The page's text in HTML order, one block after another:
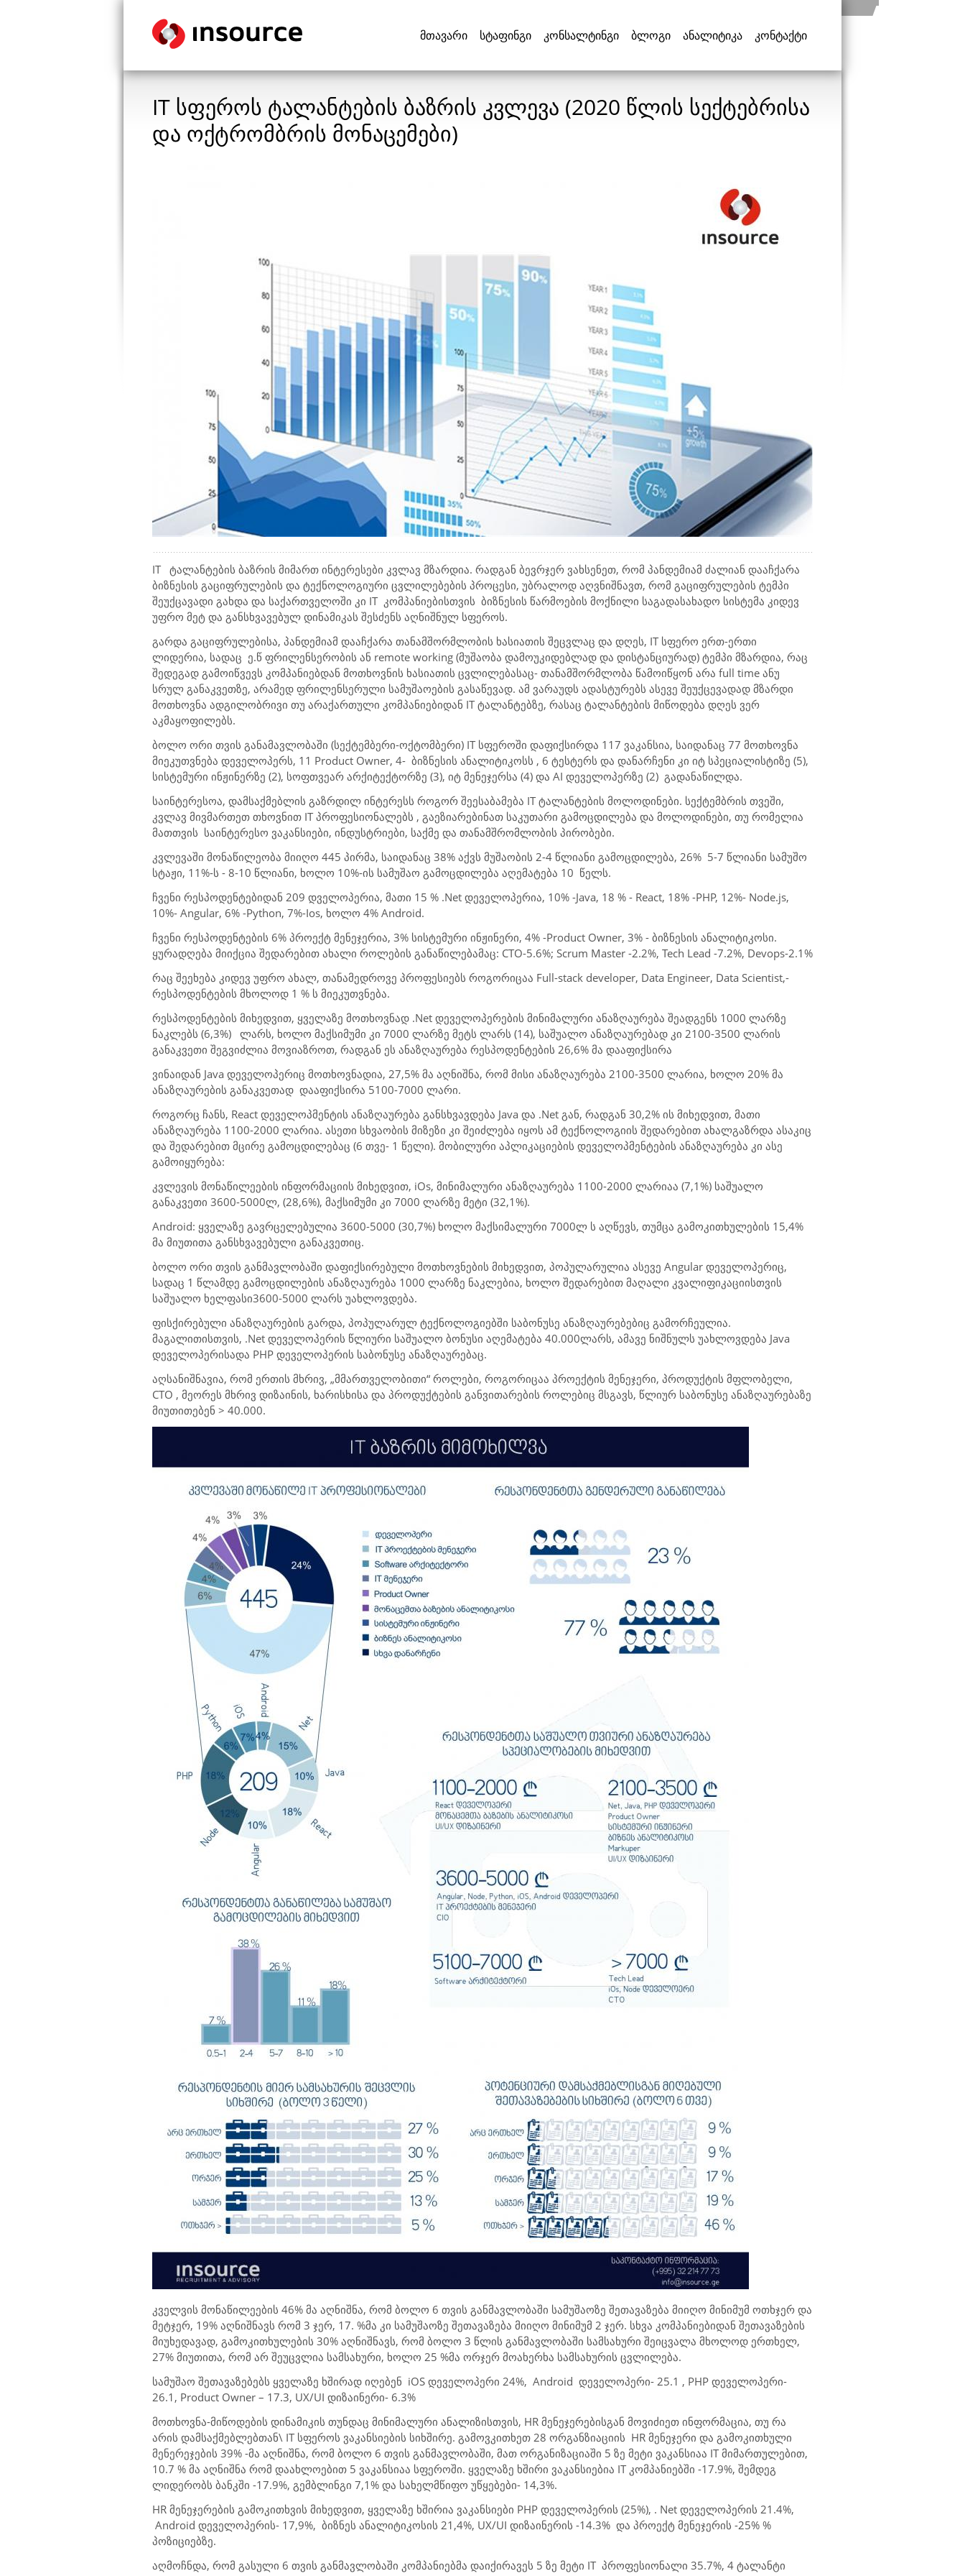
მთავარი სტაფინგი კონსალტინგი ბლოგი ანალიტიკა კონტაქტი
IT სფეროს ტალანტების ბაზრის კვლევა (2020 წლის სექტებრისა
და ოქტრომბრის მონაცემები)
IT ტალანტების ბაზრის მიმართ ინტერესები კვლავ მზარდია. რადგან ბევრჯერ ვახსენეთ, რომ პანდემიამ ძალიან დააჩქარა
ბიზნესის გაციფრულების და ტექნოლოგიური ცვლილებების პროცესი, უბრალოდ აღვნიშნავთ, რომ გაციფრულების ტემპი
შეუქცავადი გახდა და საქართველოში კი IT კომპანიებისთვის ბიზნესის წარმოების მოქნილი საგადასახადო სისტემა კიდევ
უფრო მეტ და განსხვავებულ დინამიკას შესძენს აღნიშნულ სფეროს.
გარდა გაციფრულებისა, პანდემიამ დააჩქარა თანამშორმლობის ხასიათის შეცვლაც და დღეს, IT სფერო ერთ-ერთი
ლიდერია, სადაც ე.წ ფრილენსერობის ან remote working (მუშაობა დამოუკიდებლად და დისტანციურად) ტემპი მზარდია, რაც
შედეგად გამოიწვევს კომპანიებდან მოთხოვნის ხასიათის ცვლილებასაც- თანამშორმლობა წამოიწყონ არა full time ანუ
სრულ განაკვეთზე, არამედ ფრილენსერული სამუშაოების გასაწევად. ამ ვარაუდს ადასტურებს ასევე შეუქცევადად მზარდი
მოთხოვნა ადგილობრივი თუ არაქართული კომპანიებიდან ITტალანტებზე, რასაც ტალანტების მიწოდება დღეს ვერ
აკმაყოფილებს.
ბოლო ორი თვის განამავლობაში (სექტემბერი-ოქტომბერი) IT სფეროში დაფიქსირდა 1 17 ვაკანსია, საიდანაც 77 მოთხოვნა
მიეკუთვნება დეველოპერს, 11 Product Owner, 4- ბიზნესის ანალიტიკოსს , 6 ტესტერს და დანარჩენი კი იტ სპეციალისტიზე (5),
სისტემური ინჟინერზე (2), სოფთვეარ არქიტექტორზე (3), იტ მენეჯერსა (4) და AI დეველოპერზე (2) გადანაწილდა.
საინტერესოა, დამსაქმებლის გაზრდილ ინტერესს როგორ შეესაბამება ITტალანტების მოლოდინები. სექტემბრის თვეში,
კვლავ მივმართეთ თხოვნით ITპროფესიონალებს , გაეზიარებინათ საკუთარი გამოცდილება და მოლოდინები, თუ რომელია
მათთვის საინტერესო ვაკანსიები, ინდუსტრიები, საქმე და თანამშრომლობის პირობები.
კვლევაში მონაწილეობა მიიღო 445 პირმა, საიდანაც 38% აქვს მუშაობის 2-4 წლიანი გამოცდილება, 26% 5-7 წლიანი სამუშო
სტაჟი, 11%-ს - 8-10 წლიანი, ხოლო 10%-ის სამუშაო გამოცდილება აღემატება 10 წელს.
ჩვენი რესპოდენტებიდან 209 დველოპერია, მათი 15 % .Net დეველოპერია, 10% -Java, 18 % - React, 18% -PHP, 12%- Node.js,
10%- Angular, 6% -Python, 7%-Ios, ხოლო 4% Android.
ჩვენი რესპოდენტების 6% პროექტ მენეჯერია, 3% სისტემური ინჟინერი, 4% -Product Owner, 3% - ბიზნესის ანალიტიკოსი.
ყურადღება მიიქცია შედარებით ახალი როლების განაწილებამაც: CTO-5.6%; Scrum Master -2.2%, Tech Lead -7.2%, Devops-2.1%
რაც შეეხება კიდევ უფრო ახალ, თანამედროვე პროფესიებს როგორიცაა Full-stack developer, Data Engineer, Data Scientist,-
რესპოდენტების მხოლოდ 1 % ს მიეკუთვნება.
რესპოდენტების მიხედვით, ყველაზე მოთხოვნად .Net დეველოპერების მინიმალური ანაზღაურება შეადგენს 1000 ლარზე
ნაკლებს (6,3%) ლარს, ხოლო მაქსიმუმი კი 7000 ლარზე მეტს ლარს (14), საშუალო ანაზღაურებად კი 2100-3500 ლარის
განაკვეთი შეგვიძლია მოვიაზროთ, რადგან ეს ანაზღაურება რესპოდენტების 26,6% მა დააფიქსირა
ვინაიდან Java დეველოპერიც მოთხოვნადია, 27,5% მა აღნიშნა, რომ მისი ანაზღაურება 2100-3500 ლარია, ხოლო 20% მა
ანაზღაურების განაკვეთად დააფიქსირა 5100-7000 ლარი.
როგორც ჩანს, React დეველოპმენტის ანაზღაურება განსხვავდება Java და .Net გან, რადგან 30,2% ის მიხედვით, მათი
ანაზღაურება 1100-2000 ლარია. ასეთი სხვაობის მიზეზი კი შეიძლება იყოს ამ ტექნოლოგიის შედარებით ახალგაზრდა ასაკიც
და შედარებით მცირე გამოცდილებაც (6 თვე- 1 წელი). მობილური აპლიკაციების დეველოპმენტების ანაზღაურება კი ასე
გამოიყურება:
კვლევის მონაწილეების ინფორმაციის მიხედვით, iOs, მინიმალური ანაზღაურება 1100-2000 ლარიაა (7,1%) საშუალო
განაკვეთი 3600-5000ლ, (28,6%), მაქსიმუმი კი 7000 ლარზე მეტი (32,1%).
Android: ყველაზე გავრცელებულია 3600-5000 (30,7%) ხოლო მაქსიმალური 7000ლ ს აღწევს, თუმცა გამოკითხულების 15,4%
მა მიუთითა განსხვავებული განაკვეთიც.
ბოლო ორი თვის განმავლობაში დაფიქსირებული მოთხოვნების მიხედვით, პოპულარულია ასევე Angular დეველოპერიც,
სადაც 1 წლამდე გამოცდილების ანაზღაურება 1000 ლარზე ნაკლებია, ხოლო შედარებით მაღალი კვალიფიკაციისთვის
საშუალო ხელფასი3600-5000 ლარს უახლოვდება.
ფისქირებული ანაზღაურების გარდა, პოპულარულ ტექნოლოგიებში საბონუსე ანაზღაურებებიც გამორჩეულია.
მაგალითისთვის, .Net დეველოპერის წლიური საშუალო ბონუსი აღემატება 40.000ლარს, ამავე ნიშნულს უახლოვდება Java
დეველოპერისადა PHP დეველოპერის საბონუსე ანაზღაურებაც.
აღსანიშნავია, რომ ერთის მხრივ, „მმართველობითი“ როლები, როგორიცაა პროექტის მენეჯერი, პროდუქტის მფლობელი,
CTO , მეორეს მხრივ დიზაინის, ხარისხისა და პროდუქტების განვითარების როლებიც მსგავს, წლიურ საბონუსე ანაზღაურებაზე
მიუთითებენ > 40.000.
კველვის მონაწილეების 46% მა აღნიშნა, რომ ბოლო 6 თვის განმავლობაში სამუშაოზე შეთავაზება მიიღო მინიმუმ ოთხჯერ და
მეტჯერ, 19% აღნიშნავს რომ 3 ჯერ, 17. %მა კი სამუშაოზე შეთავაზება მიიღო მინიმუმ 2 ჯერ. სხვა კომპანიებიდან შეთავაზების
მიუხედავად, გამოკითხულების 30% აღნიშნავს, რომ ბოლო 3 წლის განმავლობაში სამსახური შეიცვალა მხოლოდ ერთხელ,
27% მიუთითა, რომ არ შეუცვლია სამსახური, ხოლო 25 %მა ორჯერ მოახერხა სამსახურის ცვლილება.
სამუშაო შეთავაზებებს ყველაზე ხშირად იღებენ iOS დეველოპერი 24%, Android დეველოპერი- 25.1 , PHP დეველოპერი-
26.1, Product Owner – 17.3, UX/UI დიზაინერი- 6.3%
მოთხოვნა-მიწოდების დინამიკის თუნდაც მინიმალური ანალიზისთვის, HR მენეჯერებისგან მოვიძიეთ ინფორმაცია, თუ რა
არის დამსაქმებლებთან\ IT სფეროს ვაკანსიების სიხშირე. გამოვკითხეთ 28 ორგანზიაციის HR მენეჯერი და გამოკითხული
მენერეჯების 39% -მა აღნიშნა, რომ ბოლო 6 თვის განმავლობაში, მათ ორგანიზაციაში 5 ზე მეტი ვაკანსიაა ITმიმართულებით,
10.7 % მა აღნიშნა რომ დაახლოებით 5 ვაკანსიაა სფეროში. ყველაზე ხშირი ვაკანსიებია IT კომპანიებში -17.9%, შემდეგ
ლიდერობს ბანკში -17.9%, გემბლინგი 7,1% და სახელმწიფო უწყებები- 14,3%.
HR მენეჯერების გამოკითხვის მიხედვით, ყველაზე ხშირია ვაკანსიები PHP დეველოპერის (25%), . Net დეველოპერის 21.4%,
Android დეველოპერის- 17,9%, ბიზნეს ანალიტიკოსის 21,4%, UX/UI დიზაინერის -14.3% და პროექტ მენეჯერის -25% %
პოზიციებზე.
აღმოჩნდა, რომ გასული 6 თვის განმავლობაში კომპანიებმა დაიქირავეს 5 ზე მეტი IT პროფესიონალი 35.7%, 4 ტალანტი